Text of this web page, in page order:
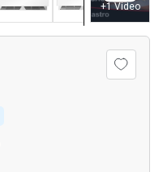
+1 Video